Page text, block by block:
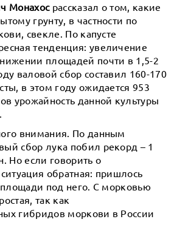
Монахосрассказал о том, какие
грунту, в частности по
свекле. По капусте
тенденция: увеличение
площадей почти в 1,5-2
валовой сбор составил 160-170
в этом году ожидается 953
урожайность данной культуры
внимания. По данным
сбор лука побил рекорд – 1
Но если говорить о
обратная: пришлось
площади под него. С морковью
так как
гибридов моркови в России